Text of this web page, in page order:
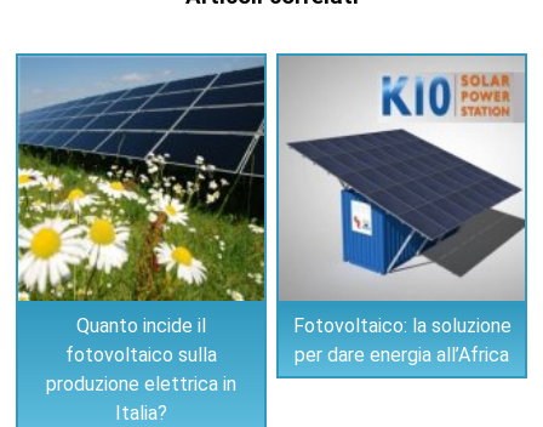
Quanto incide il
fotovoltaico sulla
produzione elettrica in
Italia?
Fotovoltaico: la soluzione
per dare energia all’Africa